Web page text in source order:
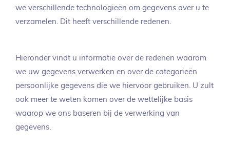
we verschillende technologieën om gegevens over u te
verzamelen. Dit heeft verschillende redenen.
Hieronder vindt u informatie over de redenen waarom
we uw gegevens verwerken en over de categorieën
persoonlijke gegevens die we hiervoor gebruiken. U zult
ook meer te weten komen over de wettelijke basis
waarop we ons baseren bij de verwerking van
gegevens.